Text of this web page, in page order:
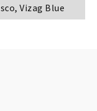
Vizag Blue